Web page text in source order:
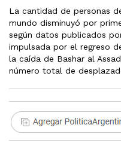
La cantidad de personas
mundo disminuyó por
según datos publicados
impulsada por el regreso
la caída de Bashar al
número total de